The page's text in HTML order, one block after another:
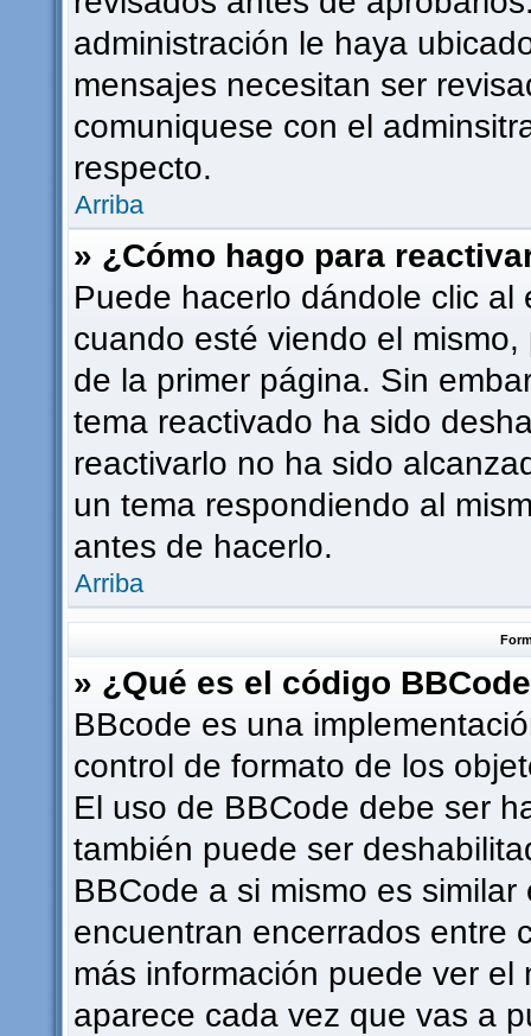
administración le haya
mensajes necesitan ser
comuniquese con el
respecto.
Arriba
» ¿Cómo hago para
Puede hacerlo dándole clic
cuando esté viendo el
de la primer página. Sin
tema reactivado ha sido
reactivarlo no ha sido
un tema respondiendo al
antes de hacerlo.
Arriba
» ¿Qué es el código
BBcode es una
control de formato de los
El uso de BBCode debe ser
también puede ser
BBCode a si mismo es
encuentran encerrados entre
más información puede ver
aparece cada vez que vas a